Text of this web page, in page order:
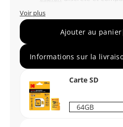
Voir plus
Ajouter au panier
Informations sur la
Carte SD